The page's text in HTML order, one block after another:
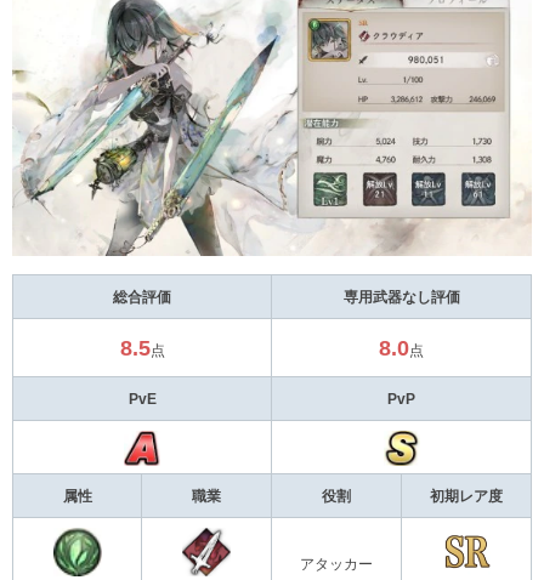
総合評価 専用武器なし評価
8.5点 8.0点
PvE PvP
属性 職業 役割 初期レア度
アタッカー